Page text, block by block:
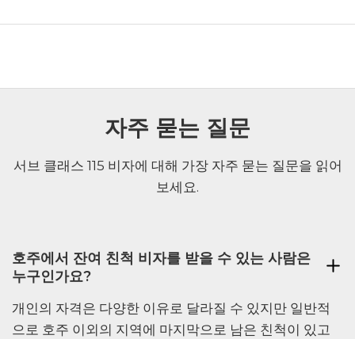
자주 묻는 질문
서브 클래스 115 비자에 대해 가장 자주 묻는 질문을 읽어
보세요.
호주에서 잔여 친척 비자를 받을 수 있는 사람은
누구인가요?
개인의 자격은 다양한 이유로 달라질 수 있지만 일반적
으로 호주 이외의 지역에 마지막으로 남은 친척이 있고